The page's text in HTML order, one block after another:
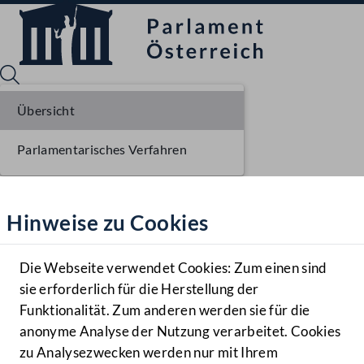
Hilfe
Benutzer
Navigationsmenü öffnen
MENÜ
Hinweise zu Cookies
Die Webseite verwendet Cookies: Zum einen sind
sie erforderlich für die Herstellung der
Funktionalität. Zum anderen werden sie für die
anonyme Analyse der Nutzung verarbeitet. Cookies
zu Analysezwecken werden nur mit Ihrem
Übersicht
Parlamentarisches Verfahren